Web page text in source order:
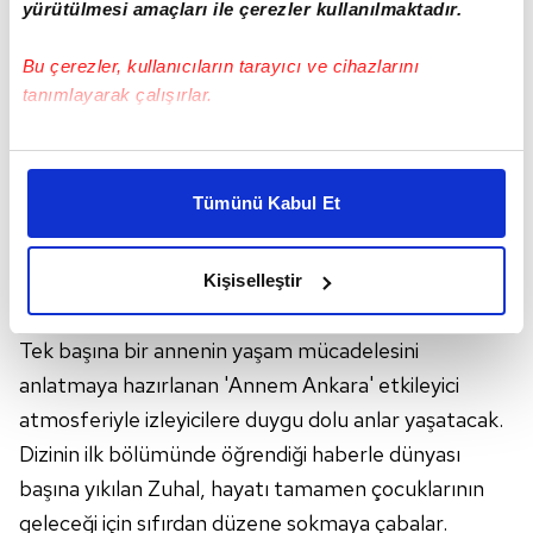
yürütülmesi amaçları ile çerezler kullanılmaktadır.
Bu çerezler, kullanıcıların tarayıcı ve cihazlarını
tanımlayarak çalışırlar.
Bu çerezlere izin vermeniz halinde sizlere özel
daha iyi reklam deneyimi yaşatabiliriz. Bunu yaparken
amacımızın size daha iyi bir reklam deneyimi sunmak
elimizden gelen çabayı gösterdiğimizi ve bu noktada,
kalemimiz olduğunu sizlere hatırlatmak isteriz.
Her halükârda, kullanıcılar, bu çerezlere izin vermedikleri
takdirde, kullanıcılara hedefli reklamlar
gösterilmeyecektir."
Sizlere daha iyi bir hizmet sunabilmek için İnternet
Tümünü Kabul Et
Kişiselleştir
ANNEM ANKARA KONUSU NEDİR?
Tek başına bir annenin yaşam mücadelesini
anlatmaya hazırlanan 'Annem Ankara' etkileyici
atmosferiyle izleyicilere duygu dolu anlar yaşatacak.
Dizinin ilk bölümünde öğrendiği haberle dünyası
başına yıkılan Zuhal, hayatı tamamen çocuklarının
geleceği için sıfırdan düzene sokmaya çabalar.